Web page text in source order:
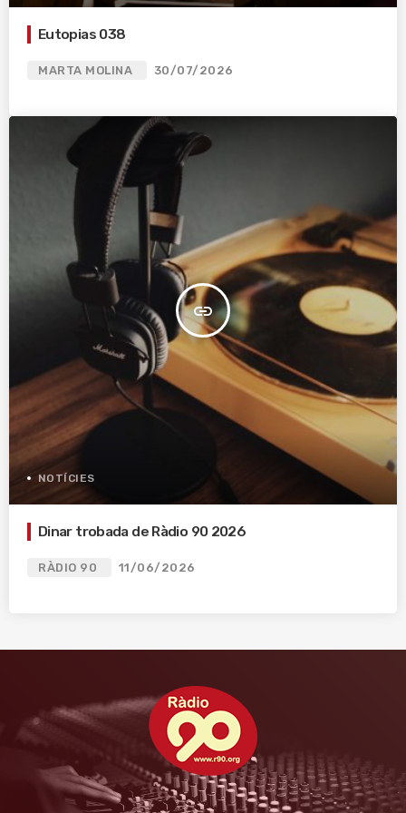
Eutopias 038
MARTA MOLINA 30/07/2026
insert_link
NOTÍCIES
Dinar trobada de Ràdio 90 2026
RÀDIO 90 11/06/2026